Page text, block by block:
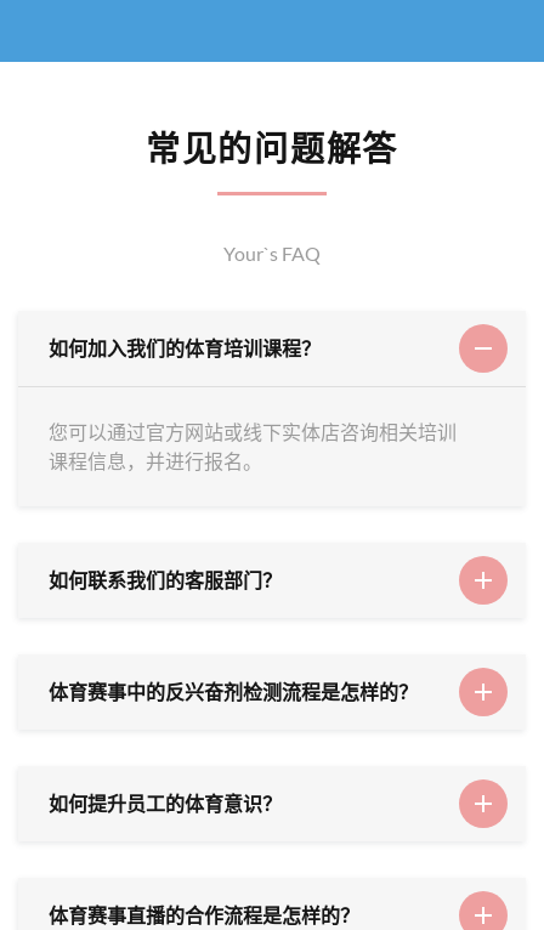
常见的问题解答
Your`s FAQ
如何加入我们的体育培训课程？
您可以通过官方网站或线下实体店咨询相关培训
课程信息，并进行报名。
如何联系我们的客服部门？
体育赛事中的反兴奋剂检测流程是怎样的？
如何提升员工的体育意识？
体育赛事直播的合作流程是怎样的？